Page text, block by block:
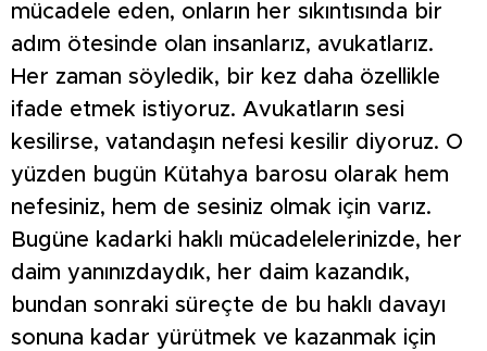
mücadele eden, onların her sıkıntısında bir
adım ötesinde olan insanlarız, avukatlarız.
Her zaman söyledik, bir kez daha özellikle
ifade etmek istiyoruz. Avukatların sesi
kesilirse, vatandaşın nefesi kesilir diyoruz. O
yüzden bugün Kütahya barosu olarak hem
nefesiniz, hem de sesiniz olmak için varız.
Bugüne kadarki haklı mücadelelerinizde, her
daim yanınızdaydık, her daim kazandık,
bundan sonraki süreçte de bu haklı davayı
sonuna kadar yürütmek ve kazanmak için